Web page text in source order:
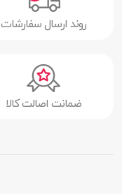
روند ارسال سفارشات
ضمانت اصالت کالا